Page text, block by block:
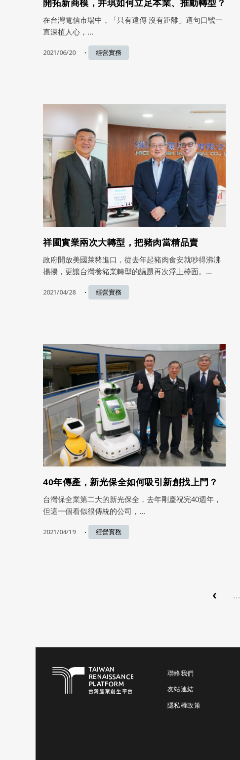
開拓新商模，井琪如何立足本業、推動轉型？
在台灣電信市場中，「只有遠傳 沒有距離」這句口號一
直深植人心，...
2021/06/20 經營實務
祥圃實業兩次大轉型，把豬肉當精品賣
政府開放美國萊豬進口，從去年起豬肉食安就吵得沸沸
揚揚，更讓台灣養豬業轉型的議題再次浮上檯面。...
2021/04/28 經營實務
40年傳產，新光保全如何吸引新創找上門？
台灣保全業第二大的新光保全，去年剛慶祝完40週年，
但這一個看似很傳統的公司，...
2021/04/19 經營實務
‹ …
聯絡我們
友站連結
隱私權政策